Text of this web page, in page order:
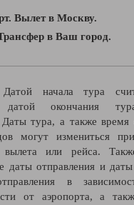
Вылет в Москву.
в Ваш город.
Датой начала тура
датой окончания
Даты тура, а также время
могут измениться
вылета или рейса.
даты отправления и
в
от аэропорта, а